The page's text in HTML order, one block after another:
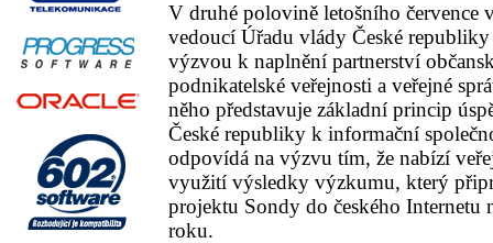
V druhé polovině letošního července
vedoucí Úřadu vlády České
výzvou k naplnění partnerství
podnikatelské veřejnosti a veřejné
něho představuje základní princip
České republiky k informační
odpovídá na výzvu tím, že nabízí
využití výsledky výzkumu, který
projektu Sondy do českého Internetu
roku.